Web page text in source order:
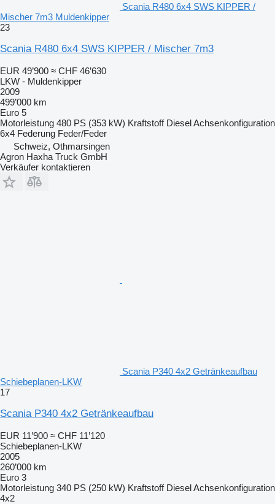
Scania R480 6x4 SWS KIPPER /
Mischer 7m3 Muldenkipper
23
Scania R480 6x4 SWS KIPPER / Mischer 7m3
EUR 49’900 ≈ CHF 46’630
LKW - Muldenkipper
2009
499’000 km
Euro 5
Motorleistung 480 PS (353 kW) Kraftstoff DieselAchsenkonfiguration
6x4 Federung Feder/Feder
Schweiz, Othmarsingen
Agron Haxha Truck GmbH
Verkäufer kontaktieren
Scania P340 4x2 Getränkeaufbau
Schiebeplanen-LKW
17
Scania P340 4x2 Getränkeaufbau
EUR 11’900 ≈ CHF 11’120
Schiebeplanen-LKW
2005
260’000 km
Euro 3
Motorleistung 340 PS (250 kW) Kraftstoff DieselAchsenkonfiguration
4x2